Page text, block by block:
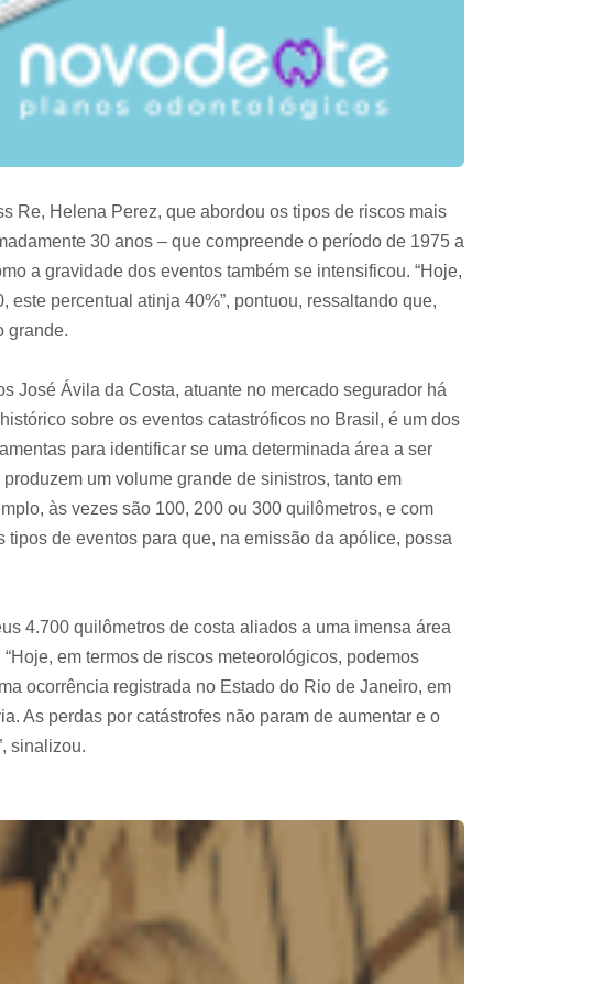
Re, Helena Perez, que abordou os tipos de riscos mais
30 anos – que compreende o período de 1975 a
a gravidade dos eventos também se intensificou. “Hoje,
percentual atinja 40%”, pontuou, ressaltando que,
grande.
José Ávila da Costa, atuante no mercado segurador há
sobre os eventos catastróficos no Brasil, é um dos
para identificar se uma determinada área a ser
um volume grande de sinistros, tanto em
às vezes são 100, 200 ou 300 quilômetros, e com
de eventos para que, na emissão da apólice, possa
4.700 quilômetros de costa aliados a uma imensa área
em termos de riscos meteorológicos, podemos
ocorrência registrada no Estado do Rio de Janeiro, em
As perdas por catástrofes não param de aumentar e o
sinalizou.